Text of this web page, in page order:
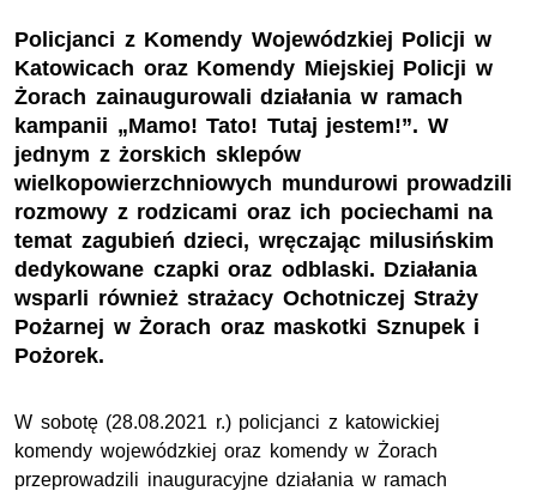
Policjanci z Komendy Wojewódzkiej Policji w
Katowicach oraz Komendy Miejskiej Policji w
Żorach zainaugurowali działania w ramach
kampanii „Mamo! Tato! Tutaj jestem!”. W
jednym z żorskich sklepów
wielkopowierzchniowych mundurowi prowadzili
rozmowy z rodzicami oraz ich pociechami na
temat zagubień dzieci, wręczając milusińskim
dedykowane czapki oraz odblaski. Działania
wsparli również strażacy Ochotniczej Straży
Pożarnej w Żorach oraz maskotki Sznupek i
Pożorek.
W sobotę (28.08.2021 r.) policjanci z katowickiej
komendy wojewódzkiej oraz komendy w Żorach
przeprowadzili inauguracyjne działania w ramach